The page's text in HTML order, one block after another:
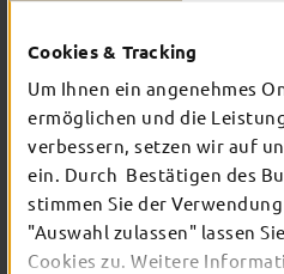
Cookies & Tracking
Um Ihnen ein angenehmes
ermöglichen und die
verbessern, setzen wir auf
ein. Durch Bestätigen des
stimmen Sie der
"Auswahl zulassen" lassen
Cookies zu. Weitere
Das erlebst du nur in
TOP-
In Fulda ist irgendwo
Konzert, Musical,
Theater – entdecke hier
und Highlights in und um